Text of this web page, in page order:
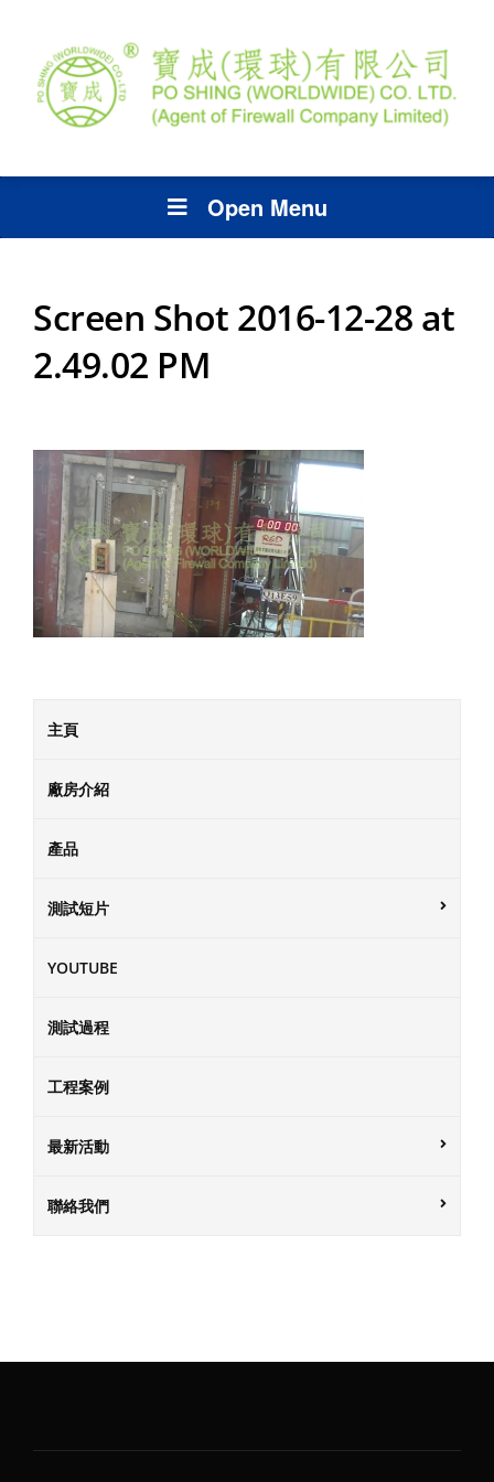
Open Menu
主頁
廠房介紹
產品
測試短片
YOUTUBE
測試過程
工程案例
最新活動
聯絡我們
Screen Shot 2016-12-28 at
2.49.02 PM